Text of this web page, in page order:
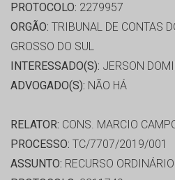
PROTOCOLO: 2279957
ORGÃO: TRIBUNAL DE CONTAS
GROSSO DO SUL
INTERESSADO(S): JERSON
ADVOGADO(S): NÃO HÁ
RELATOR: CONS. MARCIO
PROCESSO: TC/7707/2019/001
ASSUNTO: RECURSO